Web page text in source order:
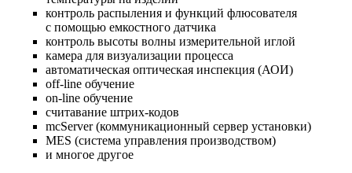
контроль распыления и функций флюсователя
с помощью емкостного датчика
контроль высоты волны измерительной иглой
камера для визуализации процесса
автоматическая оптическая инспекция (АОИ)
off-line обучение
on-line обучение
считавание штрих-кодов
mcServer (коммуникационный сервер установки)
MES (система управления производством)
и многое другое